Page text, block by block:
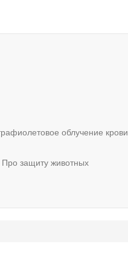
облучение крови
Про защиту животных